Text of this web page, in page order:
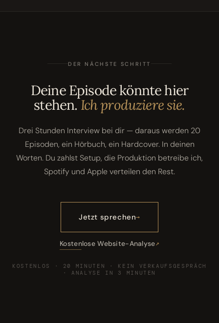
DER NÄCHSTE SCHRITT
Deine Episode könnte hier
stehen.Ich produziere sie.
Drei Stunden Interview bei dir — daraus werden 20
Episoden, ein Hörbuch, ein Hardcover. In deinen
Worten. Du zahlst Setup, die Produktion betreibe ich,
Spotify und Apple verteilen den Rest.
Jetzt sprechen
Kostenlose Website-Analyse
KOSTENLOS · 20 MINUTEN · KEIN VERKAUFSGESPRÄCH
· ANALYSE IN 3 MINUTEN